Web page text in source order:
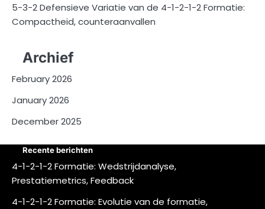
5-3-2 Defensieve Variatie van de 4-1-2-1-2 Formatie:
Compactheid, counteraanvallen
Archief
February 2026
January 2026
December 2025
Recente berichten
4-1-2-1-2 Formatie: Wedstrijdanalyse,
Prestatiemetrics, Feedback
4-1-2-1-2 Formatie: Evolutie van de formatie,